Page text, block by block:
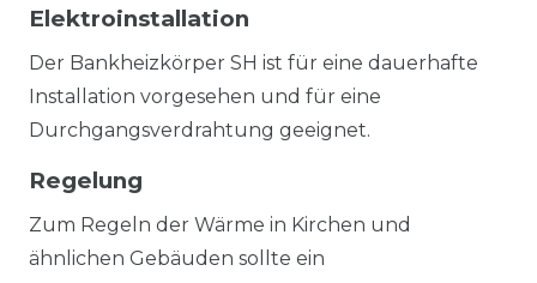
Elektroinstallation
Der Bankheizkörper SH ist für eine dauerhafte
Installation vorgesehen und für eine
Durchgangsverdrahtung geeignet.
Regelung
Zum Regeln der Wärme in Kirchen und
ähnlichen Gebäuden sollte ein